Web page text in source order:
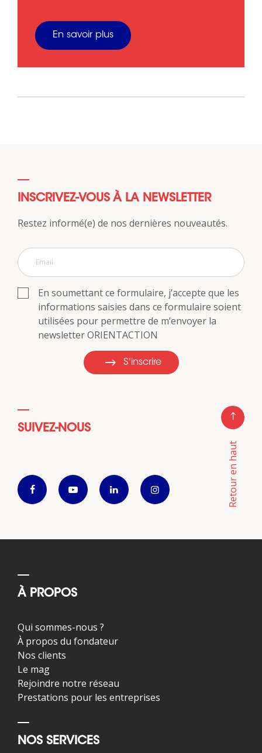
En savoir plus
INSCRIVEZ-VOUS À LA NEWSLETTER
Restez informé(e) de nos dernières nouveautés.
En soumettant ce formulaire, j’accepte que les
informations saisies dans ce formulaire soient
utilisées pour permettre de m’envoyer la
newsletter ORIENTACTION
S'inscrire
SUIVEZ-NOUS
Retour en haut
À PROPOS
Qui sommes-nous ?
À propos du fondateur
Nos clients
Le mag
Rejoindre notre réseau
Prestations pour les entreprises
NOS SERVICES